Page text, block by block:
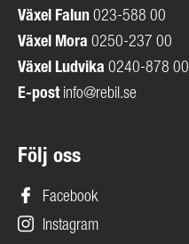
Växel Falun 023-588 00
Växel Mora 0250-237 00
Växel Ludvika 0240-878 00
E-post info@rebil.se
Följ oss
Facebook
Instagram